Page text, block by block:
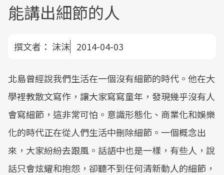
能講出細節的人
撰文者： 沫沫 2014-04-03
北島曾經說我們生活在一個沒有細節的時代。他在大
學裡教散文寫作，讓大家寫寫童年，發現幾乎沒有人
會寫細節，這非常可怕。意識形態化、商業化和娛樂
化的時代正在從人們生活中刪除細節。一個概念出
來，大家紛紛去跟風。話語中也是一樣，有些人，說
話只會炫耀和抱怨，卻聽不到任何清新動人的細節，